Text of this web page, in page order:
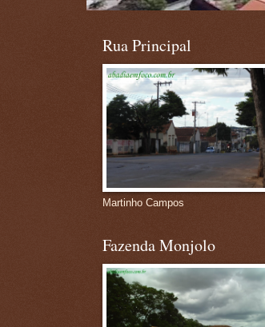
Rua Principal
Martinho Campos
Fazenda Monjolo